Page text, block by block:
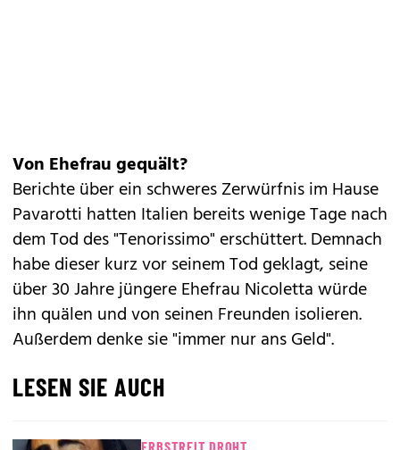
Von Ehefrau gequält?
Berichte über ein schweres Zerwürfnis im Hause
Pavarotti hatten Italien bereits wenige Tage nach
dem Tod des "Tenorissimo" erschüttert. Demnach
habe dieser kurz vor seinem Tod geklagt, seine
über 30 Jahre jüngere Ehefrau Nicoletta würde
ihn quälen und von seinen Freunden isolieren.
Außerdem denke sie "immer nur ans Geld".
LESEN SIE AUCH
ERBSTREIT DROHT